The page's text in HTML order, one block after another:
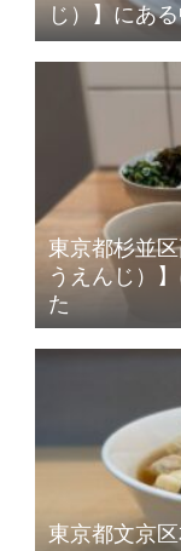
じ）】にあ
東京都杉並
うえんじ）
た
東京都文京